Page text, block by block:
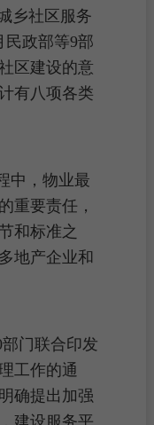
乡社区服务
民政部等9部
区建设的意
有八项各类
中，物业最
重要责任，
和标准之
地产企业和
门联合印发
工作的通
确提出加强
建设服务平